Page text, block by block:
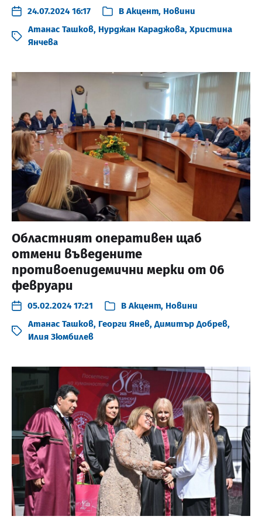
24.07.2024 16:17 В Акцент, Новини
Атанас Ташков, Нурджан Караджова, Христина
Янчева
Областният оперативен щаб
отмени въведените
противоепидемични мерки от 06
февруари
05.02.2024 17:21 В Акцент, Новини
Атанас Ташков, Георги Янев,Димитър Добрев,
Илия Зюмбилев